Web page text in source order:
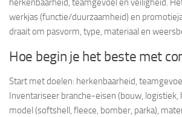
herkenbaarheid, teamgevoel en veiligheid.
werkjas (functie/duurzaamheid) en
draait om pasvorm, type, materiaal en
Hoe begin je het beste met
Start met doelen: herkenbaarheid,
Inventariseer branche-eisen (bouw, logistiek,
model (softshell, fleece, bomber, parka),